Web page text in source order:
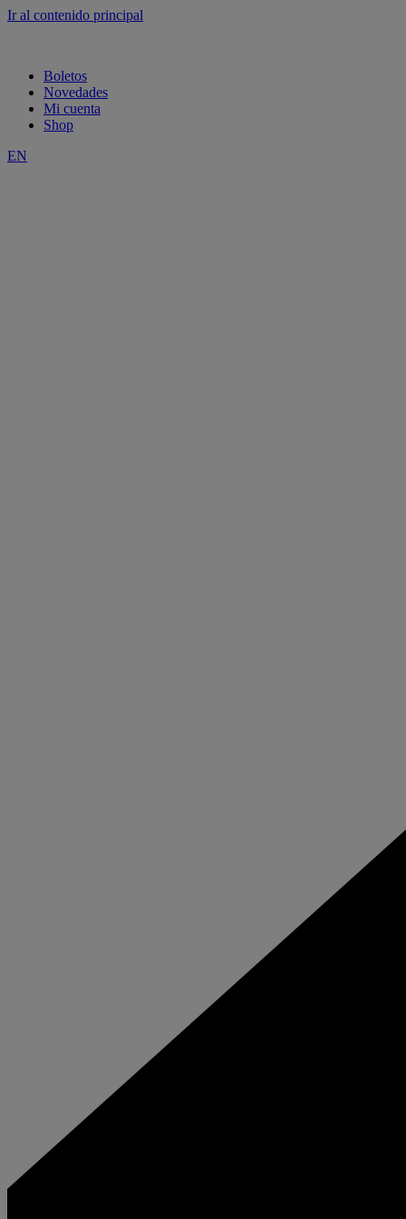
Ir al contenido principal
Boletos
Novedades
Mi cuenta
Shop
EN